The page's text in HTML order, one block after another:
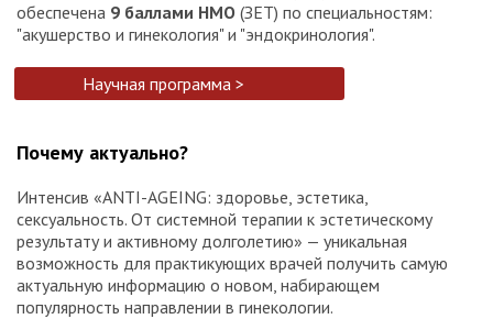
обеспечена 9 баллами НМО (ЗЕТ) по специальностям:
"акушерство и гинекология" и "эндокринология".
Научная программа >
Почему актуально?
Интенсив «АNTI-AGEING: здоровье, эстетика,
сексуальность. От системной терапии к эстетическому
результату и активному долголетию» — уникальная
возможность для практикующих врачей получить самую
актуальную информацию о новом, набирающем
популярность направлении в гинекологии.